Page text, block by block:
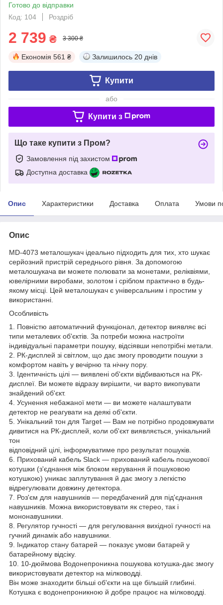
Готово до відправки
Код: 104
Роздріб
2 739 ₴ 3 300 ₴
Економія 561 ₴ Залишилось 20 днів
Купити
або
Купити з
Що таке купити з Пром?
Замовлення під захистом
Доступна доставка
Опис Характеристики Доставка Оплата Умови
Опис
MD-4073 металошукач ідеально підходить для тих, хто шукає
серйозний пристрій середнього рівня. За допомогою
металошукача ви можете полювати за монетами, реліквіями,
ювелірними виробами, золотом і сріблом практично в будь-
якому місці. Цей металошукач є універсальним і простим у
використанні.
Особливість
1. Повністю автоматичний функціонал, детектор виявляє всі
типи металевих об'єктів. За потреби можна настроїти
індивідуальні параметри пошуку, відсіявши непотрібні метали.
2. РК-дисплей зі світлом, що дає змогу проводити пошуки з
комфортом навіть у вечірню та нічну пору.
3. Ідентичність цілі — виявлені об'єкти відбиваються на РК-
дисплеї. Ви можете відразу вирішити, чи варто викопувати
знайдений об'єкт.
4. Усунення небажаної мети — ви можете налаштувати
детектор не реагувати на деякі об'єкти.
5. Унікальний тон для Target — Вам не потрібно продовжувати
дивитися на РК-дисплей, коли об'єкт виявляється, унікальний
тон
відповідний цілі, інформуватиме про результат пошуків.
6. Прихований кабель Slack — прихований кабель пошукової
котушки (з'єднання між блоком керування й пошуковою
котушкою) уникає заплутування й дає змогу з легкістю
відрегулювати довжину детектора.
7. Роз'єм для навушників — передбачений для під'єднання
навушників. Можна використовувати як стерео, так і
мононавушники.
8. Регулятор гучності — для регулювання вихідної гучності на
гучний динамік або навушники.
9. Індикатор стану батарей — показує умови батарей у
батарейному відсіку.
10. 10-дюймова Водонепроникна пошукова котушка-дає змогу
використовувати детектор на мілководді.
Він може знаходити більші об'єкти на ще більшій глибині.
Котушка є водонепроникною й добре працює на мілководді.